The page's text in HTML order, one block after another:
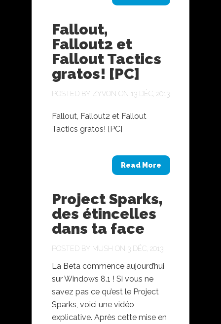
Fallout,
Fallout2 et
Fallout Tactics
gratos! [PC]
POSTED BY ZYVON ON 13 DÉC, 2013
Fallout, Fallout2 et Fallout
Tactics gratos! [PC]
Read More
Project Sparks,
des étincelles
dans ta face
POSTED BY MUSH ON 3 DÉC, 2013
La Beta commence aujourd’hui
sur Windows 8.1 ! Si vous ne
savez pas ce qu’est le Project
Sparks, voici une vidéo
explicative. Après cette mise en